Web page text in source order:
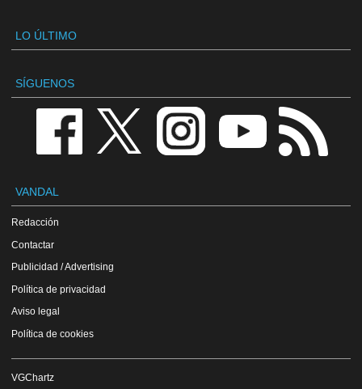
LO ÚLTIMO
SÍGUENOS
VANDAL
Redacción
Contactar
Publicidad / Advertising
Política de privacidad
Aviso legal
Política de cookies
VGChartz